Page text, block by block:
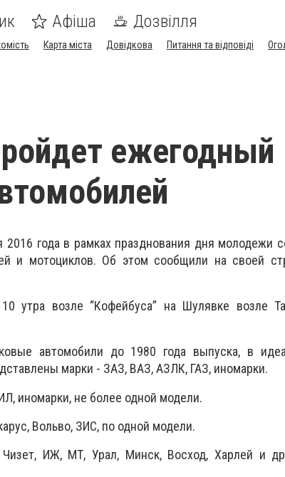
Афіша Дозвілля
Карта міста Довідкова Питання та відповіді
ежегодный
года в рамках празднования дня молодежи
и мотоциклов. Об этом сообщили на своей
утра возле “Кофейбуса” на Шулявке возле
автомобили до 1980 года выпуска, в
марки - ЗАЗ, ВАЗ, АЗЛК, ГАЗ, иномарки.
иномарки, не более одной модели.
Вольво, ЗИС, по одной модели.
ИЖ, МТ, Урал, Минск, Восход, Харлей и